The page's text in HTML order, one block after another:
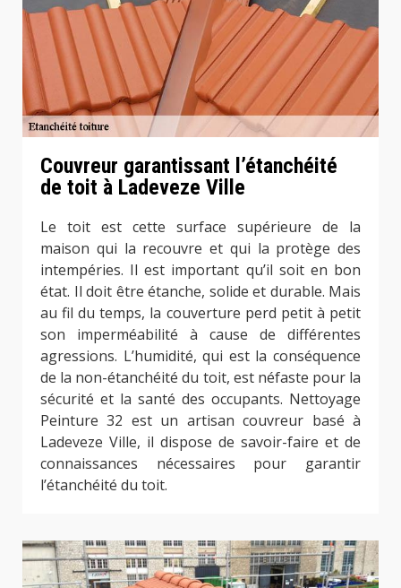
Couvreur garantissant l’étanchéité
de toit à Ladeveze Ville
Le toit est cette surface supérieure de la
maison qui la recouvre et qui la protège des
intempéries. Il est important qu’il soit en bon
état. Il doit être étanche, solide et durable. Mais
au fil du temps, la couverture perd petit à petit
son imperméabilité à cause de différentes
agressions. L’humidité, qui est la conséquence
de la non-étanchéité du toit, est néfaste pour la
sécurité et la santé des occupants. Nettoyage
Peinture 32 est un artisan couvreur basé à
Ladeveze Ville, il dispose de savoir-faire et de
connaissances nécessaires pour garantir
l’étanchéité du toit.